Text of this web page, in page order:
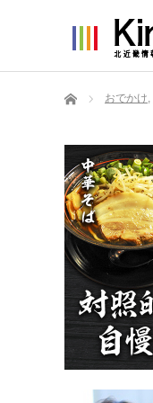
ホーム おでかけ,